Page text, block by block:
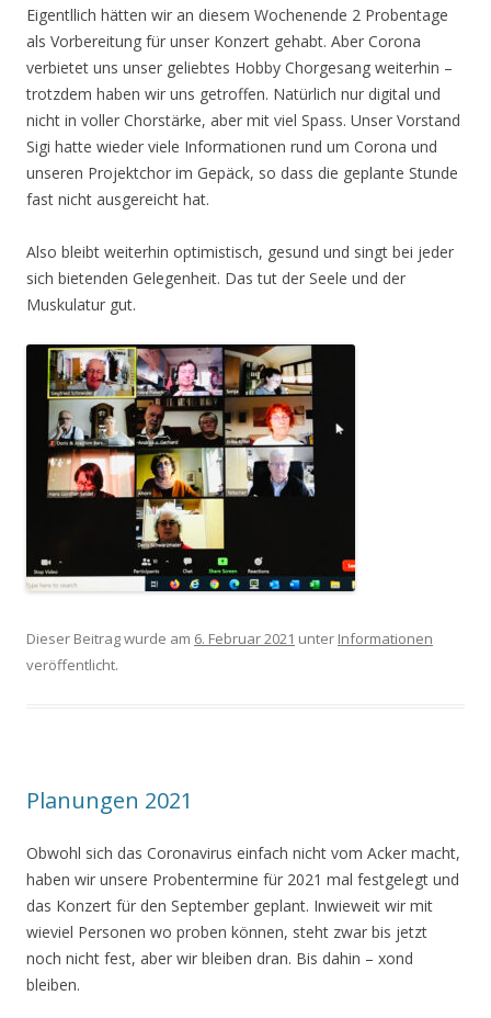
Eigentllich hätten wir an diesem Wochenende 2 Probentage
als Vorbereitung für unser Konzert gehabt. Aber Corona
verbietet uns unser geliebtes Hobby Chorgesang weiterhin –
trotzdem haben wir uns getroffen. Natürlich nur digital und
nicht in voller Chorstärke, aber mit viel Spass. Unser Vorstand
Sigi hatte wieder viele Informationen rund um Corona und
unseren Projektchor im Gepäck, so dass die geplante Stunde
fast nicht ausgereicht hat.
Also bleibt weiterhin optimistisch, gesund und singt bei jeder
sich bietenden Gelegenheit. Das tut der Seele und der
Muskulatur gut.
Dieser Beitrag wurde am 6. Februar 2021 unter Informationen
veröffentlicht.
Planungen 2021
Obwohl sich das Coronavirus einfach nicht vom Acker macht,
haben wir unsere Probentermine für 2021 mal festgelegt und
das Konzert für den September geplant. Inwieweit wir mit
wieviel Personen wo proben können, steht zwar bis jetzt
noch nicht fest, aber wir bleiben dran. Bis dahin – xond
bleiben.